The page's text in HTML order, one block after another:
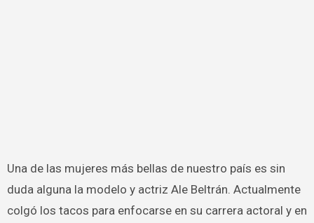
Una de las mujeres más bellas de nuestro país es sin
duda alguna la modelo y actriz Ale Beltrán. Actualmente
colgó los tacos para enfocarse en su carrera actoral y en